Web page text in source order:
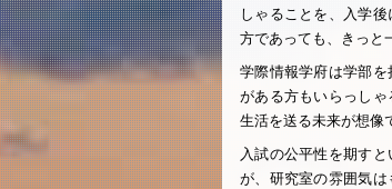
しゃることを、入学
方であっても、きっと
学際情報学府は学部
がある方もいらっし
生活を送る未来が想像
入試の公平性を期す
が、研究室の雰囲気